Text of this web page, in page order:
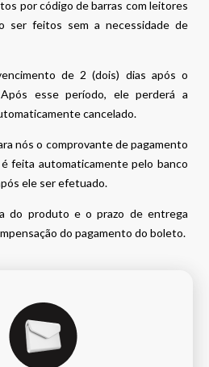
por código de barras com leitores
ser feitos sem a necessidade de
de 2 (dois) dias após o
esse período, ele perderá a
cancelado.
nós o comprovante de pagamento
feita automaticamente pelo banco
ele ser efetuado.
do produto e o prazo de entrega
do pagamento do boleto.